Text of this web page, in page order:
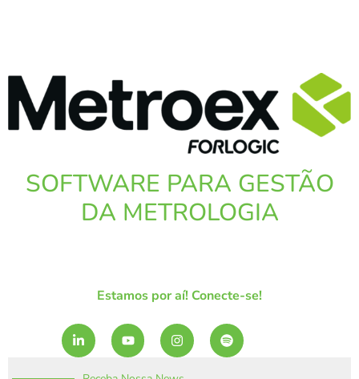
SOFTWARE PARA GESTÃO
DA METROLOGIA
Estamos por aí! Conecte-se!
L
i
n
Y
o
u
I
n
s
S
p
o